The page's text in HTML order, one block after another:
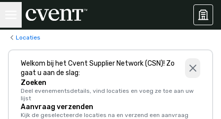
Locaties
Welkom bij het Cvent Supplier Network (CSN)! Zo
gaat u aan de slag:
Zoeken
Deel evenementsdetails, vind locaties en voeg ze toe aan uw
lijst
Aanvraag verzenden
Kijk de geselecteerde locaties na en verzend een aanvraag